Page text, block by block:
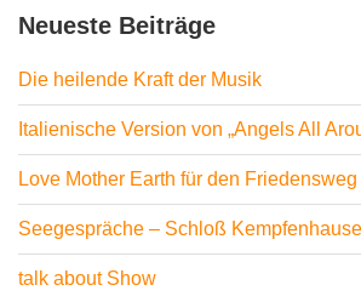
Neueste Beiträge
Die heilende Kraft der Musik
Italienische Version von „Angels All
Love Mother Earth für den Friedensweg
Seegespräche – Schloß
talk about Show